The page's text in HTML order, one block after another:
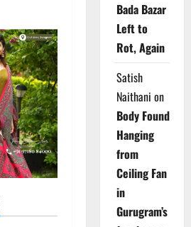
Bada Bazar
Left to
Rot, Again
Satish
Naithani on
Body Found
Hanging
from
Ceiling Fan
in
Gurugram’s